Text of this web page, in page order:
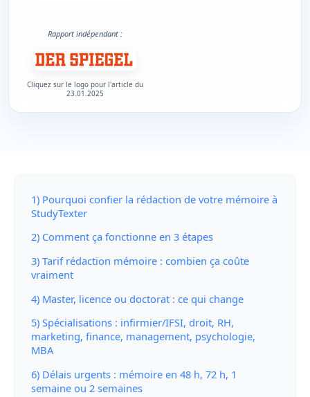
Rapport indépendant :
Cliquez sur le logo pour l'article du
23.01.2025
1) Pourquoi confier la rédaction de votre mémoire à
StudyTexter
2) Comment ça fonctionne en 3 étapes
3) Tarif rédaction mémoire : combien ça coûte
vraiment
4) Master, licence ou doctorat : ce qui change
5) Spécialisations : infirmier/IFSI, droit, RH,
marketing, finance, management, psychologie,
MBA
6) Délais urgents : mémoire en 48 h, 72 h, 1
semaine ou 2 semaines